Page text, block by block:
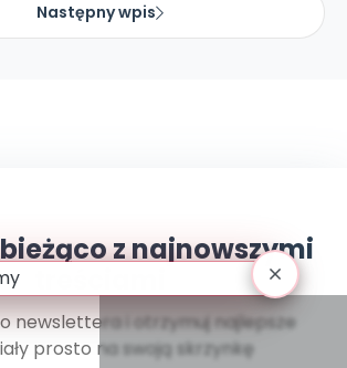
Następny wpis
z najnowszymi
newslettera i otrzymuj najlepsze
prosto na swoją skrzynkę